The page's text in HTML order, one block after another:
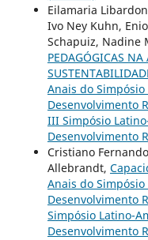
Eilamaria
Ivo Ney Kuhn,
Schapuiz, Nadine
PEDAGÓGICAS
Anais do
Desenvolvimento
III Simpósio
Desenvolvimento
Cristiano
Allebrandt,
Anais do
Desenvolvimento
Simpósio Latino-
Desenvolvimento